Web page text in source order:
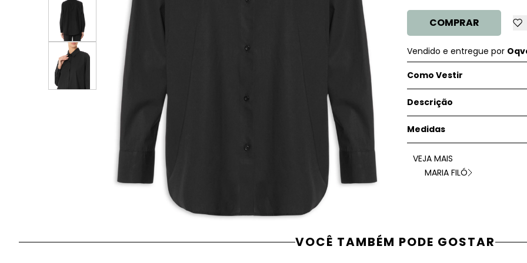
COMPRAR
Vendido e entregue por
Como Vestir
Descrição
Medidas
VEJA MAIS
MARIA FILÓ
VOCÊ TAMBÉM PODE GOSTAR